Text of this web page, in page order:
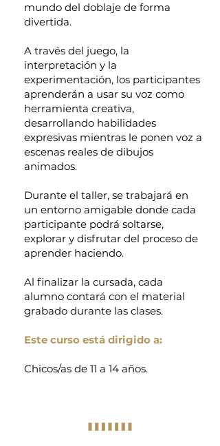
mundo del doblaje de forma
divertida.
A través del juego, la
interpretación y la
experimentación, los participantes
aprenderán a usar su voz como
herramienta creativa,
desarrollando habilidades
expresivas mientras le ponen voz a
escenas reales de dibujos
animados.
Durante el taller, se trabajará en
un entorno amigable donde cada
participante podrá soltarse,
explorar y disfrutar del proceso de
aprender haciendo.
Al finalizar la cursada, cada
alumno contará con el material
grabado durante las clases.
Este curso está dirigido a:
Chicos/as de 11 a 14 años.